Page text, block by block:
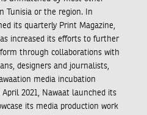
Tunisia or the region. In
its quarterly Print Magazine,
increased its efforts to further
through collaborations with
designers and journalists,
media incubation
2021, Nawaat launched its
its media production work